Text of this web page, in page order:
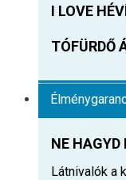
I LOVE
TÓFÜRDŐ
NE HAGYD
Látnivalók a